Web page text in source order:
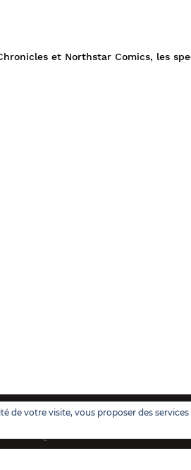
et Northstar Comics, les
votre visite, vous proposer des